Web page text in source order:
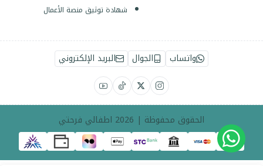
شهادة توثيق منصة الأعمال
واتساب الجوال البريد الإلكتروني
الحقوق محفوظة | 2026 اطفالي فرحتي